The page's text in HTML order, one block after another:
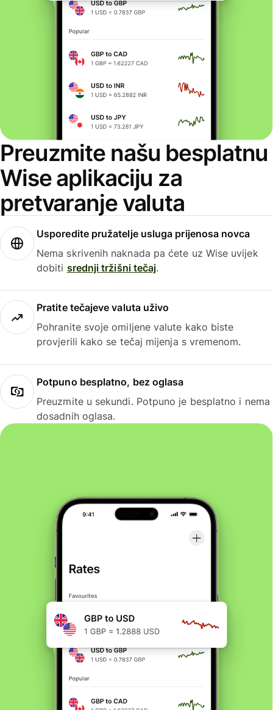
Preuzmite našu besplatnu
Wise aplikaciju za
pretvaranje valuta
Usporedite pružatelje usluga prijenosa novca
Nema skrivenih naknada pa ćete uz Wise uvijek
dobiti srednji tržišni tečaj.
Pratite tečajeve valuta uživo
Pohranite svoje omiljene valute kako biste
provjerili kako se tečaj mijenja s vremenom.
Potpuno besplatno, bez oglasa
Preuzmite u sekundi. Potpuno je besplatno i nema
dosadnih oglasa.